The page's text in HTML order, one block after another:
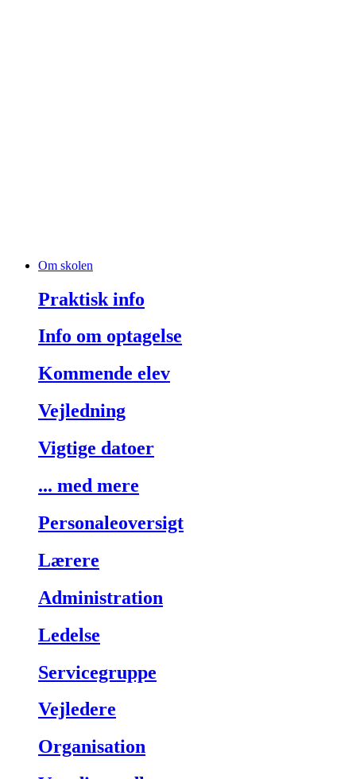
Om skolen
Praktisk info
Info om optagelse
Kommende elev
Vejledning
Vigtige datoer
... med mere
Personaleoversigt
Lærere
Administration
Ledelse
Servicegruppe
Vejledere
Organisation